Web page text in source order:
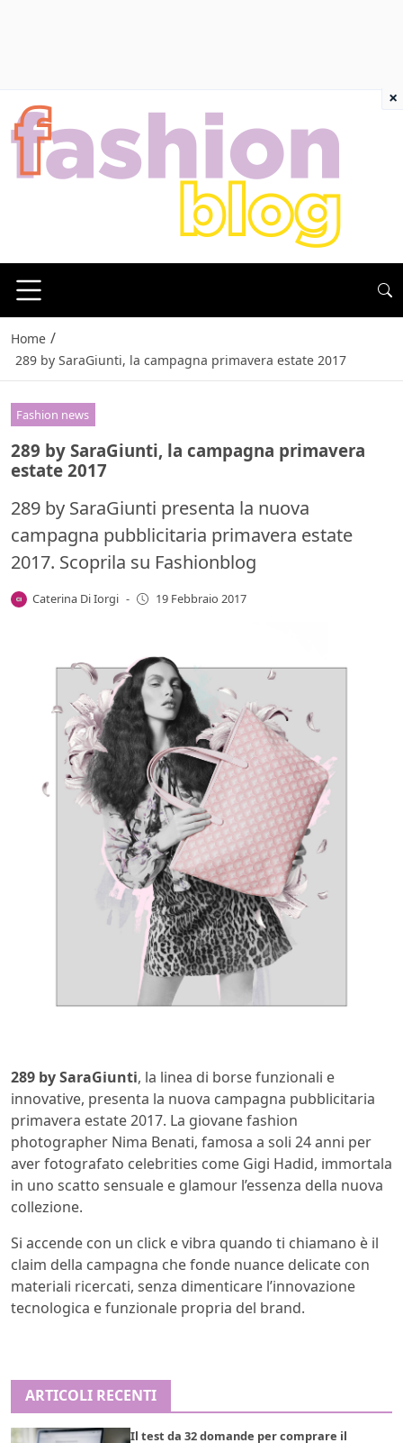
Home /
289 by SaraGiunti, la campagna primavera estate 2017
Fashion news
289 by SaraGiunti, la campagna primavera
estate 2017
289 by SaraGiunti presenta la nuova
campagna pubblicitaria primavera estate
2017. Scoprila su Fashionblog
Caterina Di Iorgi - 19 Febbraio 2017
289 by SaraGiunti, la linea di borse funzionali e
innovative, presenta la nuova campagna pubblicitaria
primavera estate 2017. La giovane fashion
photographer Nima Benati, famosa a soli 24 anni per
aver fotografato celebrities come Gigi Hadid, immortala
in uno scatto sensuale e glamour l’essenza della nuova
collezione.
Si accende con un click e vibra quando ti chiamano è il
claim della campagna che fonde nuance delicate con
materiali ricercati, senza dimenticare l’innovazione
tecnologica e funzionale propria del brand.
ARTICOLI RECENTI
Il test da 32 domande per comprare il
×